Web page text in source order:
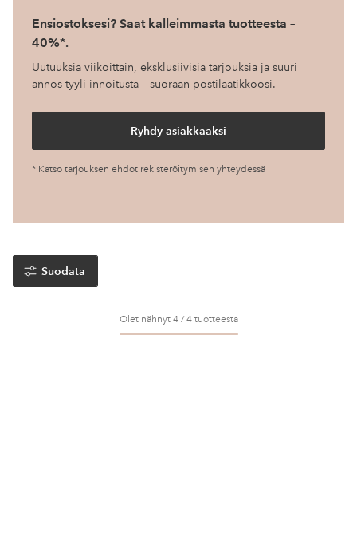
Ensiostoksesi? Saat kalleimmasta tuotteesta –
40%*.
Uutuuksia viikoittain, eksklusiivisia tarjouksia ja suuri
annos tyyli-innoitusta – suoraan postilaatikkoosi.
Ryhdy asiakkaaksi
* Katso tarjouksen ehdot rekisteröitymisen yhteydessä
Suodata
Olet nähnyt 4 / 4 tuotteesta